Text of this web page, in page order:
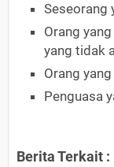
Seseorang
Orang
yang tidak
Orang
Penguasa
Berita Terkait :